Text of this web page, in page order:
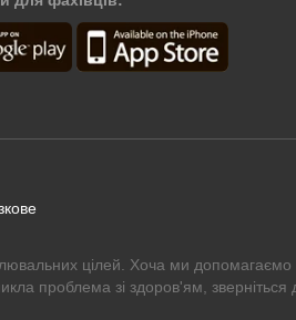
цілей. Хоча ми допомагаємо
проблема зі здоров'ям, зверніться